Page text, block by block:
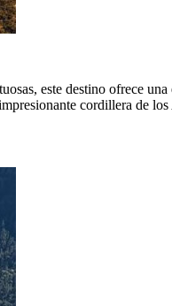
este destino ofrece
cordillera de los